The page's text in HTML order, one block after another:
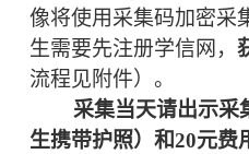
像将使用采集码加密采
生需要先注册学信网，
流程见附件）。
采集当天请出示采
生携带护照）和20元费